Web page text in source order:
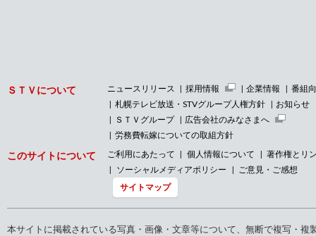
ＳＴＶについて ニュースリリース 採用情報 企業情報
番組
札幌テレビ放送・STVグループ人権方針
お知らせ
ＳＴＶグループ
広告会社のみなさまへ
労務費転嫁についての取組方針
このサイトについて ご利用にあたって 個人情報について
著作権とリ
ソーシャルメディアポリシー
ご意見・ご感想
サイトマップ
本サイトに掲載されている写真・画像・文章等について、無断で複写・